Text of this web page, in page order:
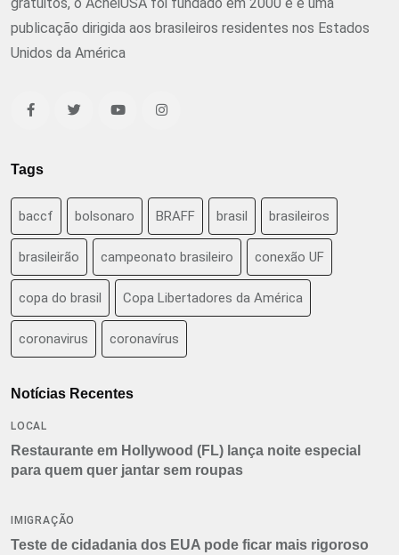
publicação dirigida aos brasileiros residentes nos Estados
Unidos da América
Tags
baccf bolsonaro BRAFF brasil brasileiros
brasileirão campeonato brasileiro conexão UF
copa do brasil Copa Libertadores da América
coronavirus coronavírus
Notícias Recentes
LOCAL
Restaurante em Hollywood (FL) lança noite especial
para quem quer jantar sem roupas
IMIGRAÇÃO
Teste de cidadania dos EUA pode ficar mais rigoroso